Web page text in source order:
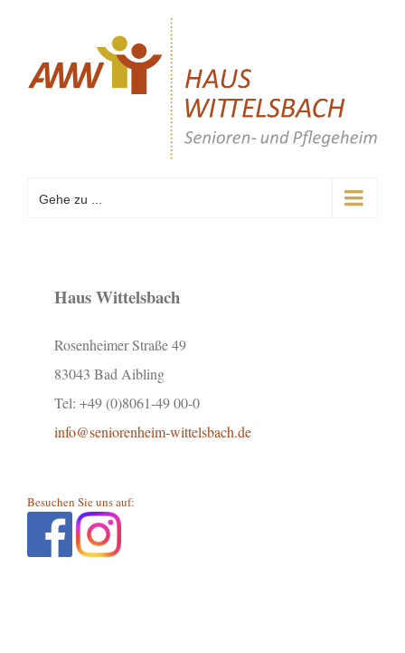
springen
Gehe zu ...
Haus Wittelsbach
Rosenheimer Straße 49
83043 Bad Aibling
Tel: +49 (0)8061-49 00-0
info@seniorenheim-wittelsbach.de
Besuchen Sie uns auf: